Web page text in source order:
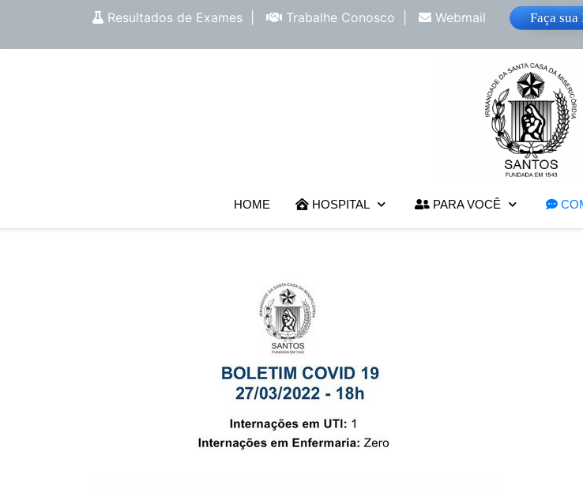
Resultados de Exames Trabalhe Conosco Webmail Faça sua
HOME HOSPITAL PARA VOCÊ